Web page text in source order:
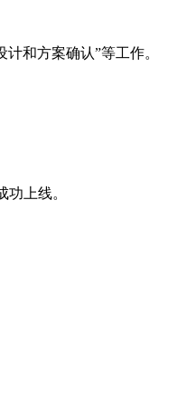
和方案确认”等工作。
上线。